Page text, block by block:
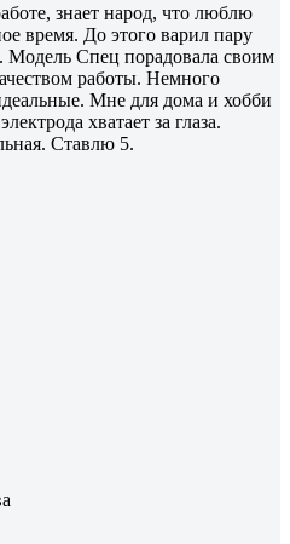
знает народ, что люблю
время. До этого варил пару
Модель Спец порадовала своим
работы. Немного
Мне для дома и хобби
хватает за глаза.
Ставлю 5.